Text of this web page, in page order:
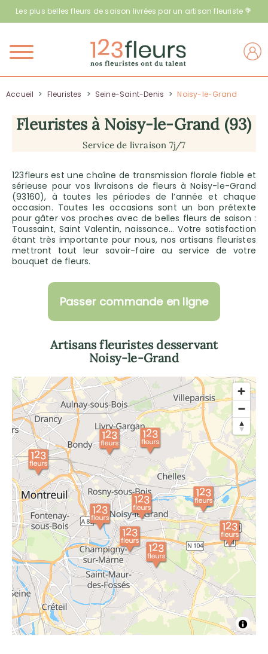
Les plus belles fleurs de saison livrées par un artisan fleuriste 💐
Menu
Accueil > Fleuristes > Seine-Saint-Denis > Noisy-le-Grand
Fleuristes à Noisy-le-Grand (93)
Service de livraison 7j/7
123fleurs est une chaîne de transmission florale fiable et
sérieuse pour vos livraisons de fleurs à Noisy-le-Grand
(93160), à toutes les périodes de l’année et chaque
occasion. Toutes les occasions sont un bon prétexte
pour gâter vos proches avec de belles fleurs de saison :
Toussaint, Saint Valentin, naissance… Votre satisfaction
étant très importante pour nous, nos artisans fleuristes
mettront tout leur savoir-faire au service de votre
bouquet de fleurs.
Passer commande en ligne
Artisans fleuristes desservant
Noisy-le-Grand